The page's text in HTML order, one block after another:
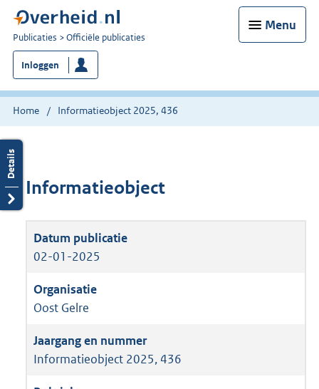
Menu
U
bent
nu
hier:
Publicaties Officiële publicaties
Inloggen
Home Informatieobject 2025, 436
Informatieobject
02-01-2025
Oost Gelre
Informatieobject 2025, 436